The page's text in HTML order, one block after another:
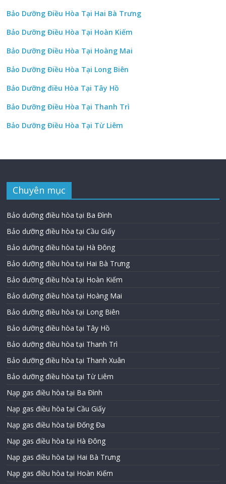
Bảo Dưỡng Điều Hòa Tại Hai Bà Trưng
Bảo Dưỡng Điều Hòa Tại Hoàn Kiếm
Bảo Dưỡng Điều Hòa Tại Hoàng Mai
Bảo Dưỡng Điều Hòa Tại Long Biên
Bảo Dưỡng điều Hòa Tại Tây Hồ
Bảo Dưỡng Điều Hòa Tại Thanh Trì
Bảo Dưỡng Điều Hòa Tại Từ Liêm
Chuyên mục
Bảo dưỡng điều hòa tại Ba Đình
Bảo dưỡng điều hòa tại Cầu Giấy
Bảo dưỡng điều hòa tại Hà Đông
Bảo dưỡng điều hòa tại Hai Bà Trưng
Bảo dưỡng điều hòa tại Hoàn Kiếm
Bảo dưỡng điều hòa tại Hoàng Mai
Bảo dưỡng điều hòa tại Long Biên
Bảo dưỡng điều hòa tại Tây Hồ
Bảo dưỡng điều hòa tại Thanh Trì
Bảo dưỡng điều hòa tại Thanh Xuân
Bảo dưỡng điều hòa tại Từ Liêm
Nạp gas điều hòa tại Ba Đình
Nạp gas điều hòa tại Cầu Giấy
Nạp gas điều hòa tại Đống Đa
Nạp gas điều hòa tại Hà Đông
Nạp gas điều hòa tại Hai Bà Trưng
Nạp gas điều hòa tại Hoàn Kiếm